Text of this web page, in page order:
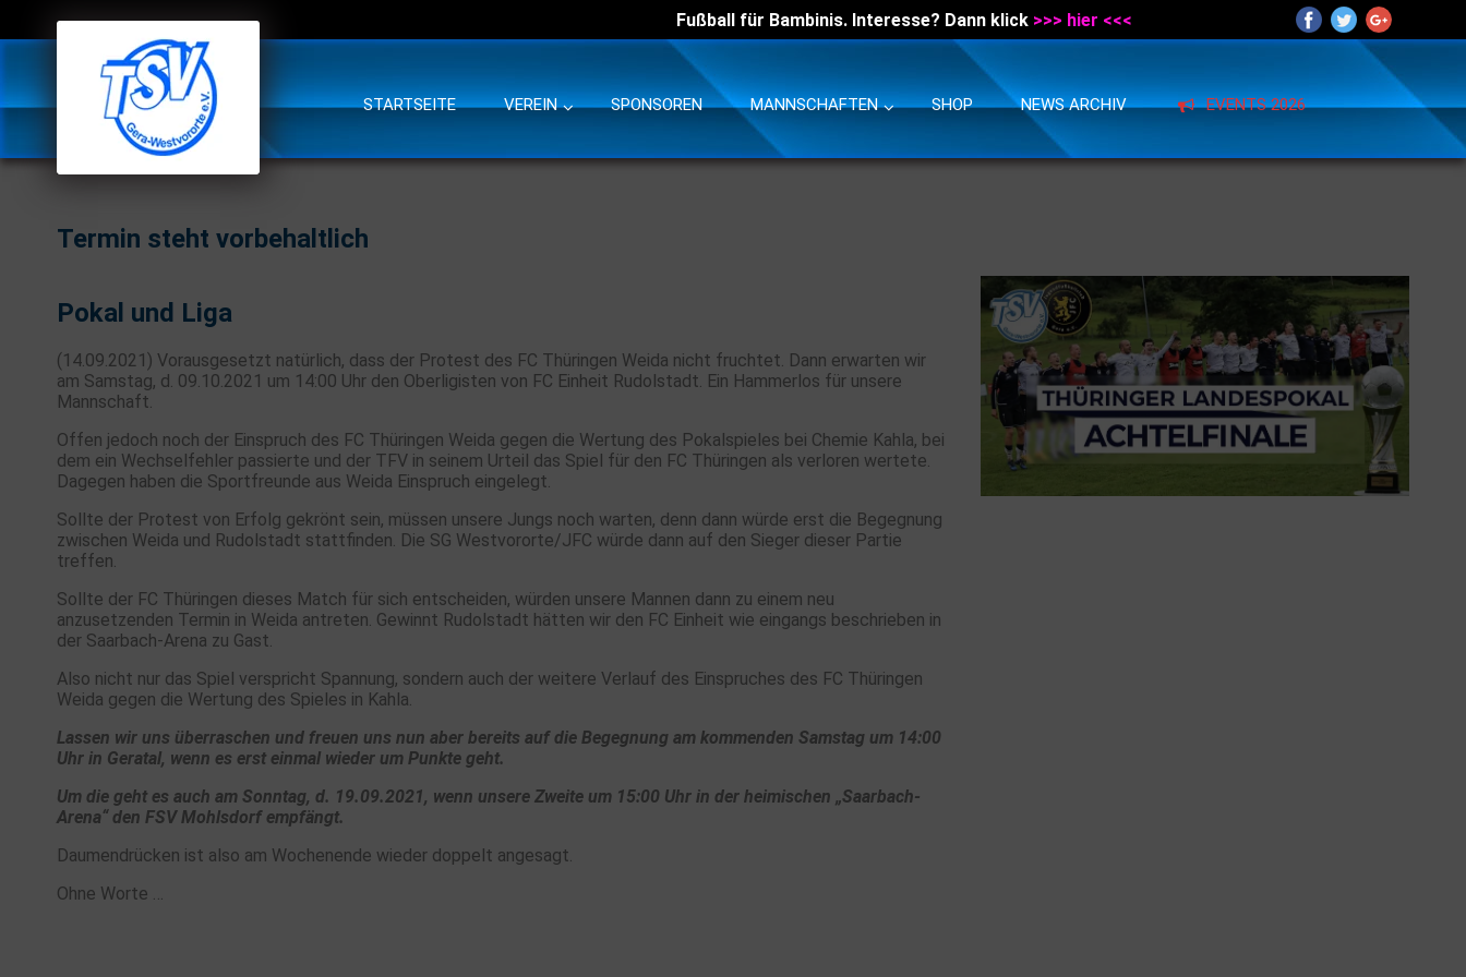
Fußball für Bambinis. Interesse? Dann klick >>> hier <<<
STARTSEITE VEREIN SPONSOREN MANNSCHAFTEN SHOP NEWS ARCHIV EVENTS 2026
Termin steht vorbehaltlich
Pokal und Liga
(14.09.2021) Vorausgesetzt natürlich, dass der Protest des FC Thüringen Weida nicht fruchtet. Dann erwarten wir
am Samstag, d. 09.10.2021 um 14:00 Uhr den Oberligisten von FC Einheit Rudolstadt. Ein Hammerlos für unsere
Mannschaft.
Offen jedoch noch der Einspruch des FC Thüringen Weida gegen die Wertung des Pokalspieles bei Chemie Kahla, bei
dem ein Wechselfehler passierte und der TFV in seinem Urteil das Spiel für den FC Thüringen als verloren wertete.
Dagegen haben die Sportfreunde aus Weida Einspruch eingelegt.
Sollte der Protest von Erfolg gekrönt sein, müssen unsere Jungs noch warten, denn dann würde erst die Begegnung
zwischen Weida und Rudolstadt stattfinden. Die SG Westvororte/JFC würde dann auf den Sieger dieser Partie
treffen.
Sollte der FC Thüringen dieses Match für sich entscheiden, würden unsere Mannen dann zu einem neu
anzusetzenden Termin in Weida antreten. Gewinnt Rudolstadt hätten wir den FC Einheit wie eingangs beschrieben in
der Saarbach-Arena zu Gast.
Also nicht nur das Spiel verspricht Spannung, sondern auch der weitere Verlauf des Einspruches des FC Thüringen
Weida gegen die Wertung des Spieles in Kahla.
Lassen wir uns überraschen und freuen uns nun aber bereits auf die Begegnung am kommenden Samstag um 14:00
Uhr in Geratal, wenn es erst einmal wieder um Punkte geht.
Um die geht es auch am Sonntag, d. 19.09.2021, wenn unsere Zweite um 15:00 Uhr in der heimischen „Saarbach-
Arena“ den FSV Mohlsdorf empfängt.
Daumendrücken ist also am Wochenende wieder doppelt angesagt.
Ohne Worte …